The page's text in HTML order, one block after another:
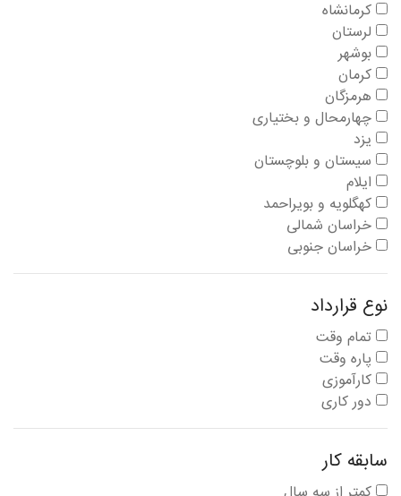
کرمانشاه
لرستان
بوشهر
کرمان
هرمزگان
چهارمحال و بختیاری
یزد
سیستان و بلوچستان
ایلام
کهگلویه و بویراحمد
خراسان شمالی
خراسان جنوبی
نوع قرارداد
تمام وقت
پاره وقت
کارآموزی
دور کاری
سابقه کار